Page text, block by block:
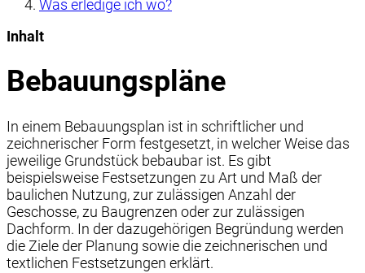
Was erledige ich wo?
Inhalt
Bebauungspläne
In einem Bebauungsplan ist in schriftlicher und
zeichnerischer Form festgesetzt, in welcher Weise das
jeweilige Grundstück bebaubar ist. Es gibt
beispielsweise Festsetzungen zu Art und Maß der
baulichen Nutzung, zur zulässigen Anzahl der
Geschosse, zu Baugrenzen oder zur zulässigen
Dachform. In der dazugehörigen Begründung werden
die Ziele der Planung sowie die zeichnerischen und
textlichen Festsetzungen erklärt.